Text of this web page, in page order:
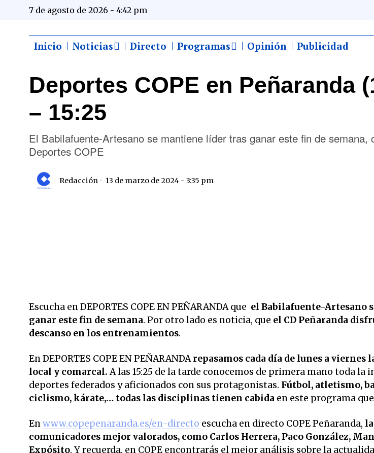
7 de agosto de 2026 - 4:42 pm
Inicio Noticias Directo Programas Opinión Publicidad
Deportes COPE en Peñaranda
– 15:25
El Babilafuente-Artesano se mantiene líder tras ganar este fin de semana,
Deportes COPE
Redacción 13 de marzo de 2024 - 3:35 pm
Escucha en DEPORTES COPE EN PEÑARANDA que el Babilafuente-Artesano
ganar este fin de semana. Por otro lado es noticia, que el CD Peñaranda
descanso en los entrenamientos.
En DEPORTES COPE EN PEÑARANDArepasamos cada día de lunes a viernes
local y comarcal.A las 15:25 de la tarde conocemos de primera mano toda la
deportes federados y aficionados con sus protagonistas. Fútbol, atletismo,
ciclismo, kárate,… todas las disciplinas tienen cabida en este programa
Enwww.copepenaranda.es/en-directo escucha en directo COPE Peñaranda,
comunicadores mejor valorados, como Carlos Herrera, Paco González,
Expósito. Y recuerda, en COPE encontrarás el mejor análisis sobre la